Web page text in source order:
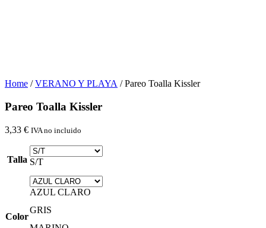
Home /VERANO Y PLAYA / Pareo Toalla Kissler
Pareo Toalla Kissler
3,33 € IVA no incluido
Talla S/T
Color
AZUL CLARO
GRIS